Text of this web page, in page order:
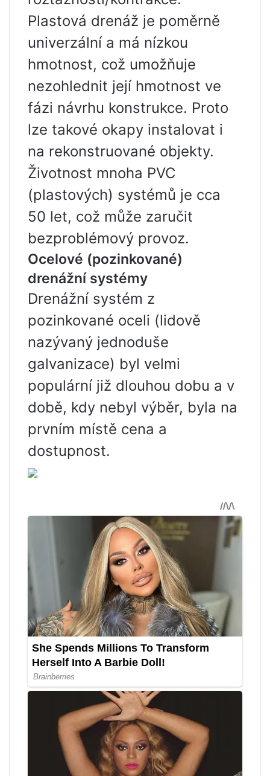
Plastová drenáž je poměrně
univerzální a má nízkou
hmotnost, což umožňuje
nezohlednit její hmotnost ve
fázi návrhu konstrukce. Proto
lze takové okapy instalovat i
na rekonstruované objekty.
Životnost mnoha PVC
(plastových) systémů je cca
50 let, což může zaručit
bezproblémový provoz.
Ocelové (pozinkované)
drenážní systémy
Drenážní systém z
pozinkované oceli (lidově
nazývaný jednoduše
galvanizace) byl velmi
populární již dlouhou dobu a v
době, kdy nebyl výběr, byla na
prvním místě cena a
dostupnost.